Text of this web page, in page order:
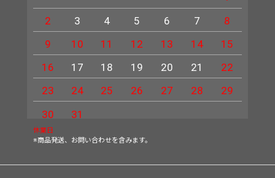
2
3 4 5 6 7
8
9
10 11 12 13 14
15
16
17 18 19 20 21
22
23
24 25 26 27 28
29
30
31
休業日
※商品発送、お問い合わせを含みます。